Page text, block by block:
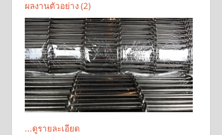
ผลงานตัวอย่าง (2)
...ดูรายละเอียด